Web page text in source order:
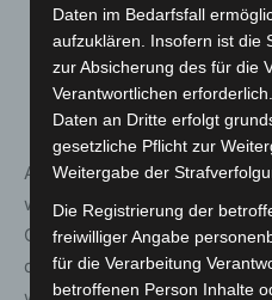
Impfung bzw. Genesung
gestiegenen
vulnerablen
Einrichtungen nicht mehr
Aufgrund der Änderungen
werden die Regelungen zu
Coronavirus SARS-CoV2
dem 12. Dezember 2021
Daten im Bedarfsfall
aufzuklären. Insofern ist die
zur Absicherung des für die
Verantwortlichen
Daten an Dritte erfolgt
gesetzliche Pflicht zur
Weitergabe der
Die Registrierung der
freiwilliger Angabe
für die Verarbeitung
betroffenen Person Inhalte